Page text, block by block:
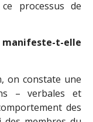
processus de
t-elle
on constate une
– verbales et
des